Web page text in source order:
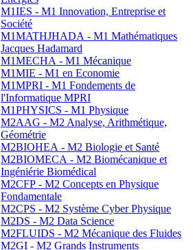
M1IES - M1 Innovation, Entreprise et
Société
M1MATHJHADA - M1 Mathématiques
Jacques Hadamard
M1MECHA - M1 Mécanique
M1MIE - M1 en Economie
M1MPRI - M1 Fondements de
l'Informatique MPRI
M1PHYSICS - M1 Physique
M2AAG - M2 Analyse, Arithmétique,
Géométrie
M2BIOHEA - M2 Biologie et Santé
M2BIOMECA - M2 Biomécanique et
Ingéniérie Biomédical
M2CFP - M2 Concepts en Physique
Fondamentale
M2CPS - M2 Système Cyber Physique
M2DS - M2 Data Science
M2FLUIDS - M2 Mécanique des Fluides
M2GI - M2 Grands Instruments